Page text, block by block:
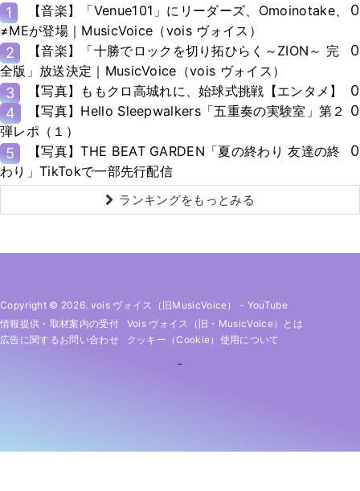
1
【音楽】「Venue101」にリーダーズ、Omoinotake、
≠MEが登場｜MusicVoice（vois ヴォイス）
0
2
【音楽】「十勝でロックを切り拓ひらく～ZION～ 完
全版」放送決定｜MusicVoice（vois ヴォイス）
0
3 【写真】ももクロ高城れに、始球式挑戦【エンタメ】
0
4
【写真】Hello Sleepwalkers「五重奏の実験室」第２
弾レポ（１）
0
5
【写真】THE BEAT GARDEN「夏の終わり 友達の終
わり」TikTokで一部先行配信
0
ランキングをもっとみる
Copyright © 2026. vois ヴォイス（旧MusicVoice） - YouTube
情報提供・取材案内の受付
Vois ヴォイス（旧・MusicVoice）とは
広告に関するお問い合わせ
クッキー（cookie）使用について
-